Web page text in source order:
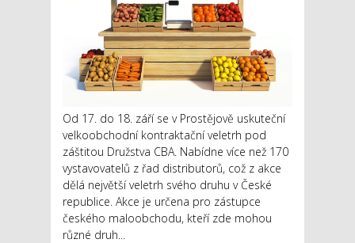
Od 17. do 18. září se v Prostějově uskuteční
velkoobchodní kontraktační veletrh pod
záštitou Družstva CBA. Nabídne více než 170
vystavovatelů z řad distributorů, což z akce
dělá největší veletrh svého druhu v České
republice. Akce je určena pro zástupce
českého maloobchodu, kteří zde mohou
různé druh...